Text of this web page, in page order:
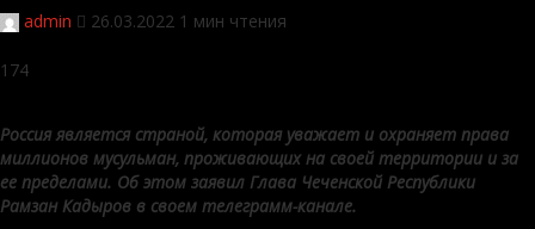
admin 26.03.2022 1 мин чтения
174
Россия является страной, которая уважает и охраняет права
миллионов мусульман, проживающих на своей территории и за
ее пределами. Об этом заявил Глава Чеченской Республики
Рамзан Кадыров в своем телеграмм-канале.